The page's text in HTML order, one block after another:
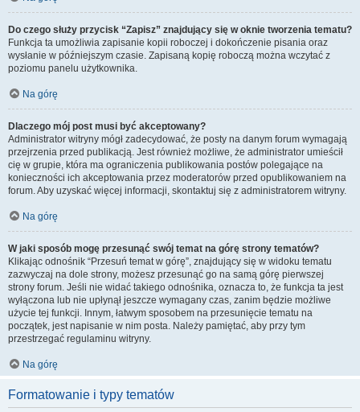
Do czego służy przycisk “Zapisz” znajdujący się w oknie tworzenia tematu?
Funkcja ta umożliwia zapisanie kopii roboczej i dokończenie pisania oraz
wysłanie w późniejszym czasie. Zapisaną kopię roboczą można wczytać z
poziomu panelu użytkownika.
Na górę
Dlaczego mój post musi być akceptowany?
Administrator witryny mógł zadecydować, że posty na danym forum wymagają
przejrzenia przed publikacją. Jest również możliwe, że administrator umieścił
cię w grupie, która ma ograniczenia publikowania postów polegające na
konieczności ich akceptowania przez moderatorów przed opublikowaniem na
forum. Aby uzyskać więcej informacji, skontaktuj się z administratorem witryny.
Na górę
W jaki sposób mogę przesunąć swój temat na górę strony tematów?
Klikając odnośnik “Przesuń temat w górę”, znajdujący się w widoku tematu
zazwyczaj na dole strony, możesz przesunąć go na samą górę pierwszej
strony forum. Jeśli nie widać takiego odnośnika, oznacza to, że funkcja ta jest
wyłączona lub nie upłynął jeszcze wymagany czas, zanim będzie możliwe
użycie tej funkcji. Innym, łatwym sposobem na przesunięcie tematu na
początek, jest napisanie w nim posta. Należy pamiętać, aby przy tym
przestrzegać regulaminu witryny.
Na górę
Formatowanie i typy tematów